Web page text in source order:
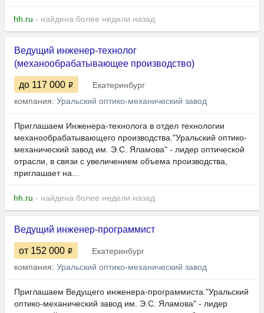
hh.ru - найдена более недели назад
Ведущий инженер-технолог
(механообрабатывающее производство)
до 117 000
Екатеринбург
компания: Уральский оптико-механический завод
Приглашаем Инженера-технолога в отдел технологии
механообрабатывающего производства."Уральский оптико-
механический завод им. Э.С. Яламова" - лидер оптической
отрасли, в связи с увеличением объема производства,
приглашает на...
hh.ru - найдена более недели назад
Ведущий инженер-программист
от 152 000
Екатеринбург
компания: Уральский оптико-механический завод
Приглашаем Ведущего инженера-программиста."Уральский
оптико-механический завод им. Э.С. Яламова" - лидер